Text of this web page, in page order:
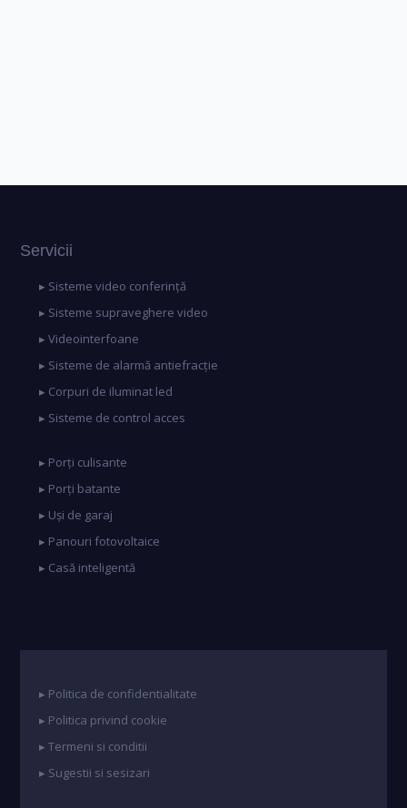
Servicii
▸ Sisteme video conferință
▸ Sisteme supraveghere video
▸ Videointerfoane
▸ Sisteme de alarmă antiefracție
▸ Corpuri de iluminat led
▸ Sisteme de control acces
▸ Porți culisante
▸ Porți batante
▸ Uși de garaj
▸ Panouri fotovoltaice
▸ Casă inteligentă
▸ Politica de confidentialitate
▸ Politica privind cookie
▸ Termeni si conditii
▸ Sugestii si sesizari